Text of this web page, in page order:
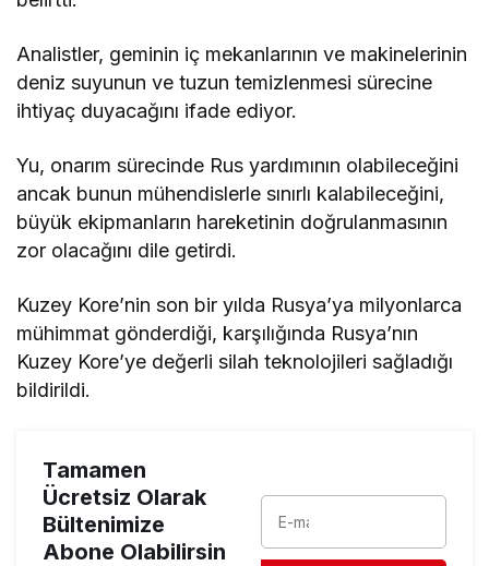
Analistler, geminin iç mekanlarının ve makinelerinin
deniz suyunun ve tuzun temizlenmesi sürecine
ihtiyaç duyacağını ifade ediyor.
Yu, onarım sürecinde Rus yardımının olabileceğini
ancak bunun mühendislerle sınırlı kalabileceğini,
büyük ekipmanların hareketinin doğrulanmasının
zor olacağını dile getirdi.
Kuzey Kore’nin son bir yılda Rusya’ya milyonlarca
mühimmat gönderdiği, karşılığında Rusya’nın
Kuzey Kore’ye değerli silah teknolojileri sağladığı
bildirildi.
Tamamen
Ücretsiz Olarak
Bültenimize
Abone Olabilirsin